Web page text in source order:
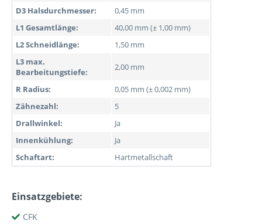
D3 Halsdurchmesser:
0,45 mm
L1 Gesamtlänge:
40,00 mm (± 1,00 mm)
L2 Schneidlänge:
1,50 mm
L3 max.
Bearbeitungstiefe:
2,00 mm
R Radius:
0,05 mm (± 0,002 mm)
Zähnezahl:
5
Drallwinkel:
Ja
Innenkühlung:
Ja
Schaftart:
Hartmetallschaft
Einsatzgebiete:
CFK